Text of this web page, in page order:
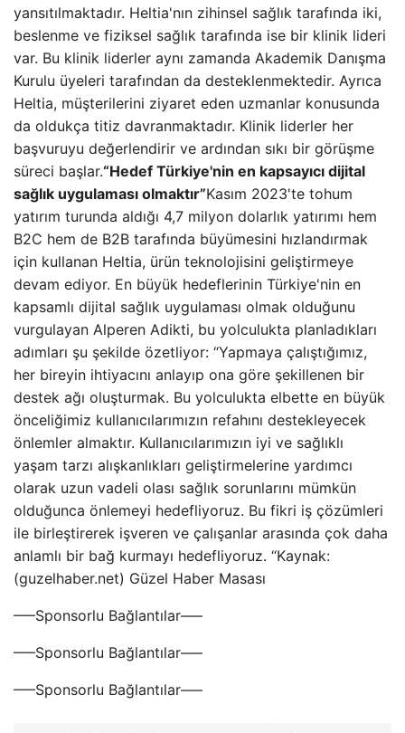
yansıtılmaktadır. Heltia'nın zihinsel sağlık tarafında iki,
beslenme ve fiziksel sağlık tarafında ise bir klinik lideri
var. Bu klinik liderler aynı zamanda Akademik Danışma
Kurulu üyeleri tarafından da desteklenmektedir. Ayrıca
Heltia, müşterilerini ziyaret eden uzmanlar konusunda
da oldukça titiz davranmaktadır. Klinik liderler her
başvuruyu değerlendirir ve ardından sıkı bir görüşme
süreci başlar.“Hedef Türkiye'nin en kapsayıcı dijital
sağlık uygulaması olmaktır”Kasım 2023'te tohum
yatırım turunda aldığı 4,7 milyon dolarlık yatırımı hem
B2C hem de B2B tarafında büyümesini hızlandırmak
için kullanan Heltia, ürün teknolojisini geliştirmeye
devam ediyor. En büyük hedeflerinin Türkiye'nin en
kapsamlı dijital sağlık uygulaması olmak olduğunu
vurgulayan Alperen Adikti, bu yolculukta planladıkları
adımları şu şekilde özetliyor: “Yapmaya çalıştığımız,
her bireyin ihtiyacını anlayıp ona göre şekillenen bir
destek ağı oluşturmak. Bu yolculukta elbette en büyük
önceliğimiz kullanıcılarımızın refahını destekleyecek
önlemler almaktır. Kullanıcılarımızın iyi ve sağlıklı
yaşam tarzı alışkanlıkları geliştirmelerine yardımcı
olarak uzun vadeli olası sağlık sorunlarını mümkün
olduğunca önlemeyi hedefliyoruz. Bu fikri iş çözümleri
ile birleştirerek işveren ve çalışanlar arasında çok daha
anlamlı bir bağ kurmayı hedefliyoruz. “Kaynak:
(guzelhaber.net) Güzel Haber Masası
—–Sponsorlu Bağlantılar—–
—–Sponsorlu Bağlantılar—–
—–Sponsorlu Bağlantılar—–